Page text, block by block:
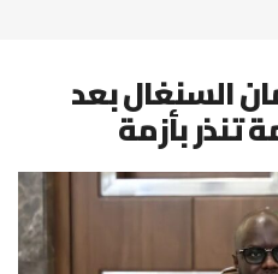
السنغال بعد
تنذر بأزمة